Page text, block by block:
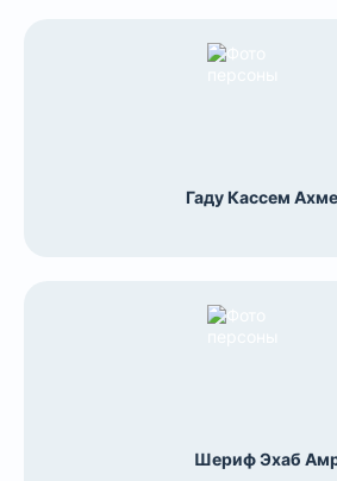
Гаду Кассем
Шериф Эхаб